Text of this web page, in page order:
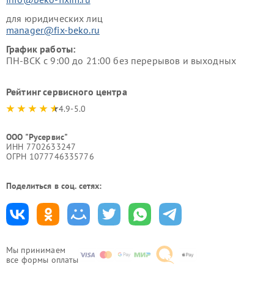
Мы принимаем
все формы оплаты
для юридических лиц
manager@fix-beko.ru
График работы:
ПН-ВСК с 9:00 до 21:00 без перерывов и выходных
Рейтинг сервисного центра
4.9-5.0
ООО "Русервис"
ИНН 7702633247
ОГРН 1077746335776
Поделиться в соц. сетях: